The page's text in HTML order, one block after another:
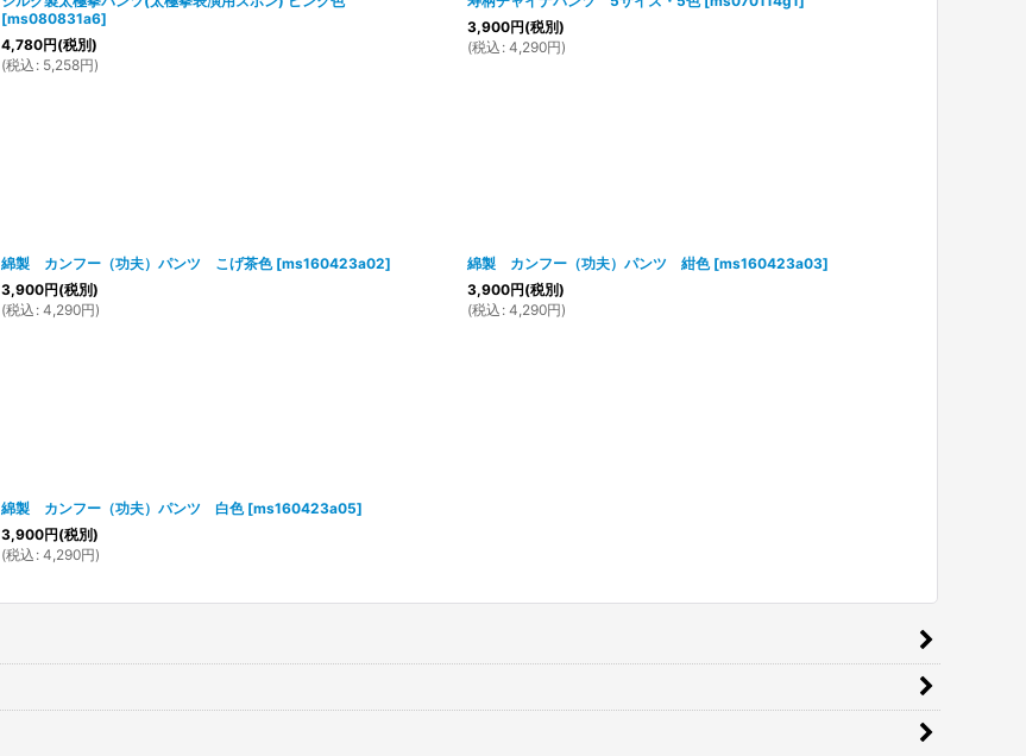
[ms080831a6]
4,780円(税別)
(税込 : 5,258円)
3,900円(税別)
(税込 : 4,290円)
綿製 カンフー（功夫）パンツ こげ茶色 [ms160423a02]
3,900円(税別)
(税込 : 4,290円)
綿製 カンフー（功夫）パンツ 紺色 [ms160423a03]
3,900円(税別)
(税込 : 4,290円)
綿製 カンフー（功夫）パンツ 白色 [ms160423a05]
3,900円(税別)
(税込 : 4,290円)